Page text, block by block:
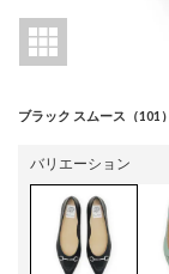
ブラック スムース（101）
バリエーション